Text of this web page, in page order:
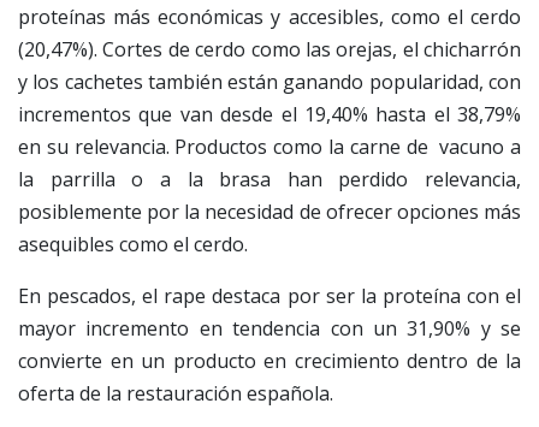
proteínas más económicas y accesibles, como el cerdo
(20,47%). Cortes de cerdo como las orejas, el chicharrón
y los cachetes también están ganando popularidad, con
incrementos que van desde el 19,40% hasta el 38,79%
en su relevancia. Productos como la carne de vacuno a
la parrilla o a la brasa han perdido relevancia,
posiblemente por la necesidad de ofrecer opciones más
asequibles como el cerdo.
En pescados, el rape destaca por ser la proteína con el
mayor incremento en tendencia con un 31,90% y se
convierte en un producto en crecimiento dentro de la
oferta de la restauración española.